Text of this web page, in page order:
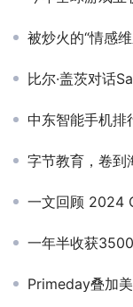
被炒火的“情感维
比尔·盖茨对话
中东智能手机排行
字节教育，卷到
一文回顾 2024
一年半收获3500万用
Primeday叠加美国